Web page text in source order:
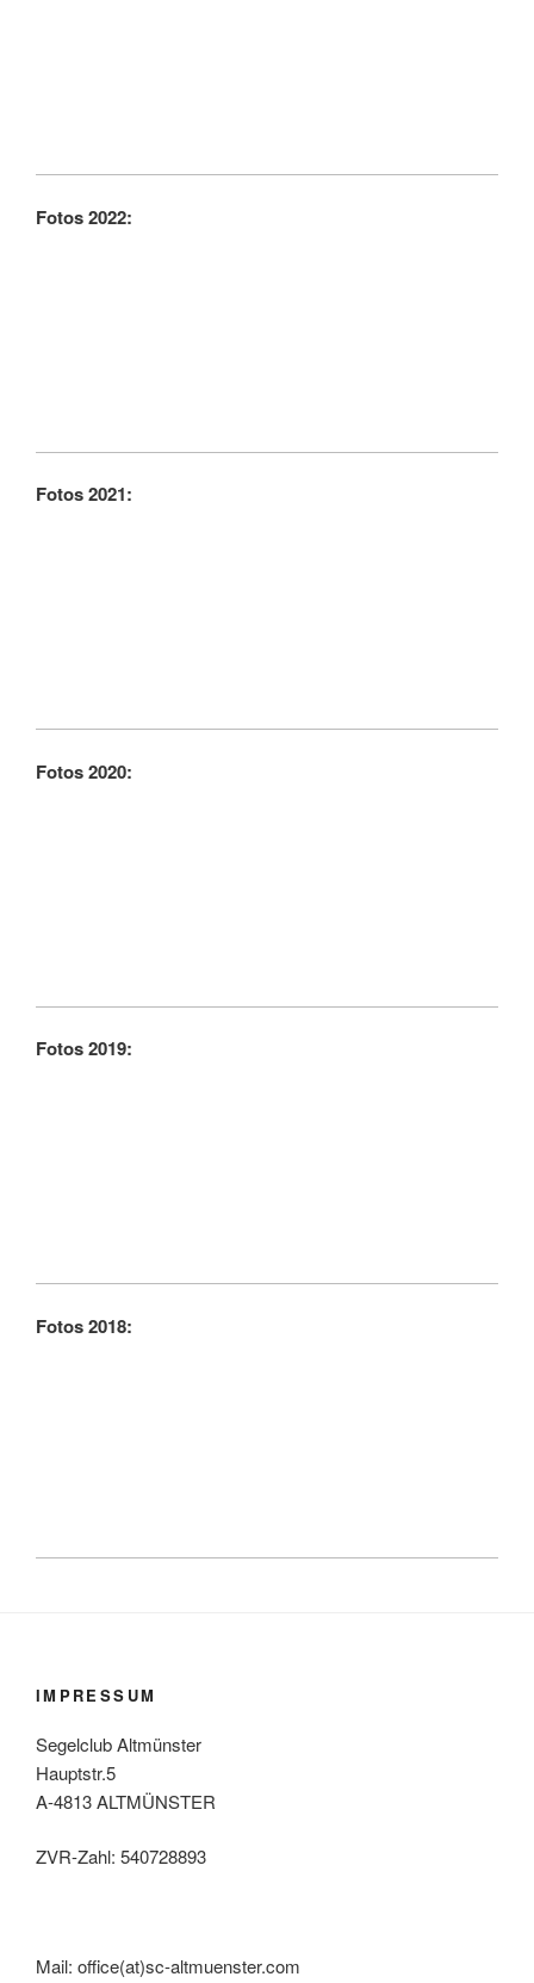
Fotos 2022:
Fotos 2021:
Fotos 2020:
Fotos 2019:
Fotos 2018:
IMPRESSUM
Segelclub Altmünster
Hauptstr.5
A-4813 ALTMÜNSTER
ZVR-Zahl: 540728893
Mail: office(at)sc-altmuenster.com